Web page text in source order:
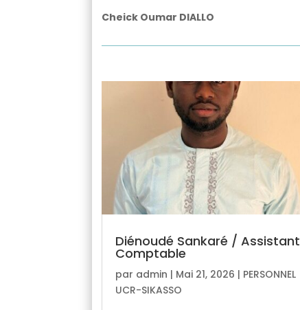
Cheick Oumar DIALLO
Diénoudé Sankaré / Assistant
Comptable
par admin | Mai 21, 2026 | PERSONNEL
UCR-SIKASSO